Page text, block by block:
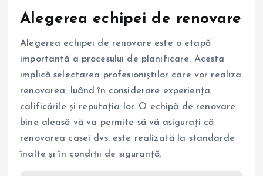
Alegerea echipei de renovare
Alegerea echipei de renovare este o etapă
importantă a procesului de planificare. Acesta
implică selectarea profesioniștilor care vor realiza
renovarea, luând în considerare experiența,
calificările și reputația lor. O echipă de renovare
bine aleasă vă va permite să vă asigurați că
renovarea casei dvs. este realizată la standarde
înalte și în condiții de siguranță.